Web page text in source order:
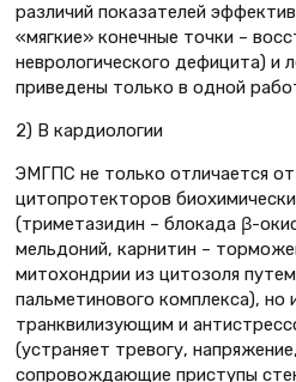
различий показателей
«мягкие» конечные точки –
неврологического дефицита) и
приведены только в одной
2) В кардиологии
ЭМГПС не только отличается
цитопротекторов
(триметазидин – блокада β-
мельдоний, карнитин –
митохондрии из цитозоля
пальметинового комплекса), но
транквилизующим и
(устраняет тревогу,
сопровождающие приступы